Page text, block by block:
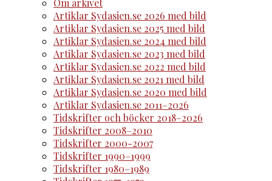
Om arkivet
Artiklar Sydasien.se 2026 med bild
Artiklar Sydasien.se 2025 med bild
Artiklar Sydasien.se 2024 med bild
Artiklar Sydasien.se 2023 med bild
Artiklar Sydasien.se 2022 med bild
Artiklar Sydasien.se 2021 med bild
Artiklar Sydasien.se 2020 med bild
Artiklar Sydasien.se 2011–2026
Tidskrifter och böcker 2018–2026
Tidskrifter 2008–2010
Tidskrifter 2000-2007
Tidskrifter 1990–1999
Tidskrifter 1980–1989